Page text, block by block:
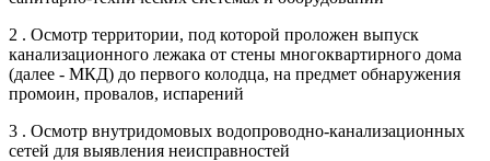
2 . Осмотр территории, под которой проложен выпуск
канализационного лежака от стены многоквартирного дома
(далее - МКД) до первого колодца, на предмет обнаружения
промоин, провалов, испарений
3 . Осмотр внутридомовых водопроводно-канализационных
сетей для выявления неисправностей